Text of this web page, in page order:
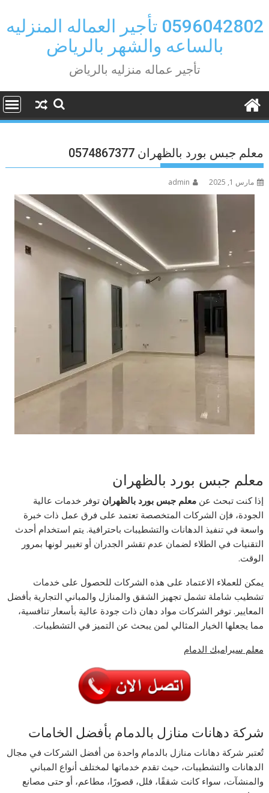
to
content
0596042802 تأجير العماله المنزليه
بالساعه والشهر بالرياض
تأجير عماله منزليه بالرياض
معلم جبس بورد بالظهران 0574867377
مارس 1, 2025 admin
معلم جبس بورد بالظهران
إذا كنت تبحث عنمعلم جبس بورد بالظهران توفر خدمات عالية
الجودة، فإن الشركات المتخصصة تعتمد على فرق عمل ذات خبرة
واسعة في تنفيذ الدهانات والتشطيبات باحترافية. يتم استخدام أحدث
التقنيات في الطلاء لضمان عدم تقشر الجدران أو تغيير لونها بمرور
الوقت.
يمكن للعملاء الاعتماد على هذه الشركات للحصول على خدمات
تشطيب شاملة تشمل تجهيز الشقق والمنازل والمباني التجارية بأفضل
المعايير. توفر الشركات مواد دهان ذات جودة عالية بأسعار تنافسية،
مما يجعلها الخيار المثالي لمن يبحث عن التميز في التشطيبات.
معلم سيراميك الدمام
شركة دهانات منازل بالدمام بأفضل الخامات
تُعتبر شركة دهانات منازل بالدمام واحدة من أفضل الشركات في مجال
الدهانات والتشطيبات، حيث تقدم خدماتها لمختلف أنواع المباني
والمنشآت، سواء كانت شققًا، فلل، قصورًا، مطاعم، أو حتى مصانع